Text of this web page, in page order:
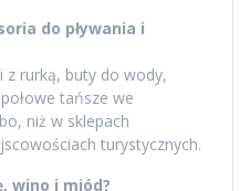
do pływania i
z rurką, buty do wody,
tańsze we
niż w sklepach
turystycznych.
wino i miód?